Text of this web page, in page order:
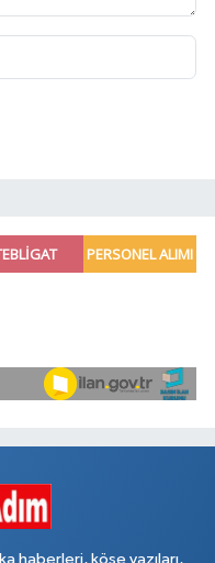
haberleri, köşe yazıları,